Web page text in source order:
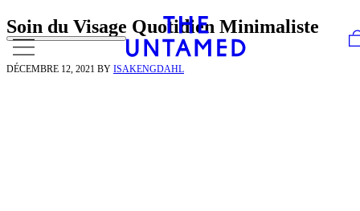
Skip to content
Soin du Visage Quotidien Minimaliste
DÉCEMBRE 12, 2021 BY ISAKENGDAHL